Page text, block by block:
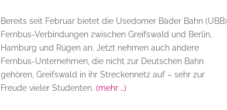
Bereits seit Februar bietet die Usedomer Bäder Bahn (UBB)
Fernbus-Verbindungen zwischen Greifswald und Berlin,
Hamburg und Rügen an. Jetzt nehmen auch andere
Fernbus-Unternehmen, die nicht zur Deutschen Bahn
gehören, Greifswald in ihr Streckennetz auf – sehr zur
Freude vieler Studenten.(mehr …)